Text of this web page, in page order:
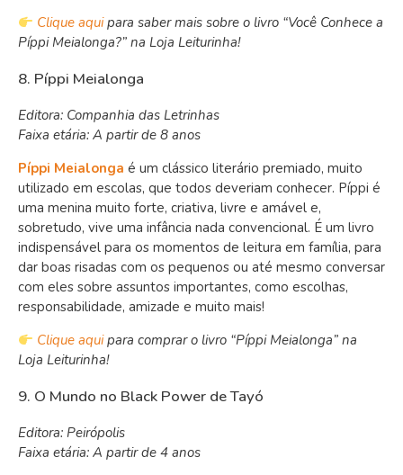
Clique aquipara saber mais sobre o livro “Você Conhece a
Píppi Meialonga?” na Loja Leiturinha!
8. Píppi Meialonga
Editora: Companhia das Letrinhas
Faixa etária: A partir de 8 anos
Píppi Meialonga é um clássico literário premiado, muito
utilizado em escolas, que todos deveriam conhecer. Píppi é
uma menina muito forte, criativa, livre e amável e,
sobretudo, vive uma infância nada convencional. É um livro
indispensável para os momentos de leitura em família, para
dar boas risadas com os pequenos ou até mesmo conversar
com eles sobre assuntos importantes, como escolhas,
responsabilidade, amizade e muito mais!
Clique aquipara comprar o livro “Píppi Meialonga” na
Loja Leiturinha!
9. O Mundo no Black Power de Tayó
Editora: Peirópolis
Faixa etária: A partir de 4 anos